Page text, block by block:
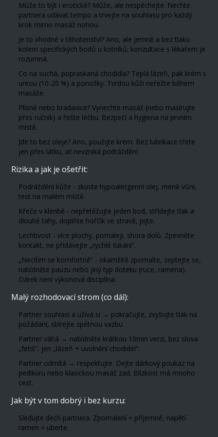
Může to být i erotické? Může, ale nespěchejte. Nechte
partnera udávat tempo a trvejte na souhlasu pro každý
krok mimo masáž nohou.
Je to vhodné v těhotenství? Ano, ale jemně a bez tlaku
kolem specifických bodů u kotníků; konzultace s lékařem je
rozumná.
Co na suchá, popraskaná chodidla? Teplá lázeň, pak krém s
ureou (10-20 %) a ponožky. Tvrdou kůži neřežte během
masáže.
Plísně nebo bradavice? Vynechte masáž (nebo masírujte
přes ručník) a řešte léčbu. Bezpečí a hygiena na prvním
místě.
Jde to bez oleje? Ano, použijte krém. Bez lubrikace třete
jen přes látku, ať nevzniká podráždění.
Rizika a jak je ošetřit:
Podráždění kůže - zkuste hypoalergenní olej, méně vůní,
test na malém místě.
Křeče v klenbě - nepřetěžujte jeden bod, střídejte tlak a
dlouhé tahy, doplňte hořčík ve stravě, pijte.
Lechtivost - více plochy, pomaleji, shora dolů. Zpevněte
kontakt, ne přidávejte „rychlé ťukání“.
„Necítím se komfortně“ - okamžitě zpomalte, zeptejte se,
nabídněte pauzu nebo jiný typ doteku (ruce, ramena).
Dárek není výkonová disciplína.
Malý rozhodovací strom (co dál):
Partner souhlasí a užívá si → pokračujte, zvyšujte tlak na
požádání, sbírejte zpětnou vazbu.
Partner váhá → nabídněte krátkou 10min verzi, bez slova
„fetiš“, jen „lázeň + uvolnění chodidel“.
Partner odmítá → respektujte. Dejte dárkový poukaz na
pedikúru nebo klasickou masáž zad. Blízkost má mnoho
cest.
Jak být v tom dobrý i bez kurzu:
Sledujte dech partnera. Zpomalení = příjemné, napětí
ramen = uberte.